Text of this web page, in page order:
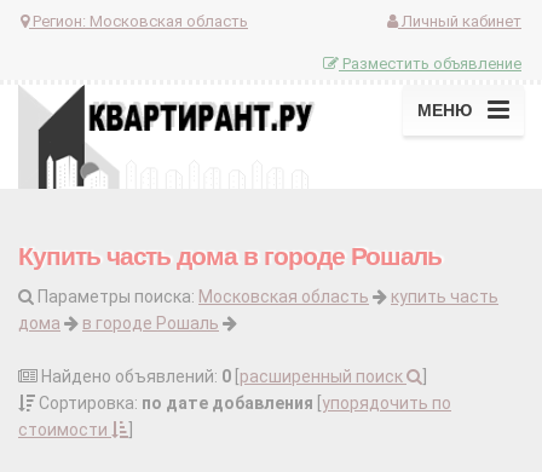
Регион: Московская область Личный кабинет
Разместить объявление
МЕНЮ
Купить часть дома в городе Рошаль
Параметры поиска: Московская область
купить часть
дома
в городе Рошаль
Найдено объявлений: 0 расширенный поиск
Сортировка: по дате добавления упорядочить по
стоимости